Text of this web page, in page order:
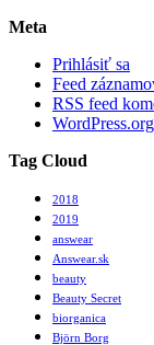
Meta
Prihlásiť sa
Feed
RSS feed
WordPress.org
Tag Cloud
2018
2019
answear
Answear.sk
beauty
Beauty Secret
biorganica
Björn Borg